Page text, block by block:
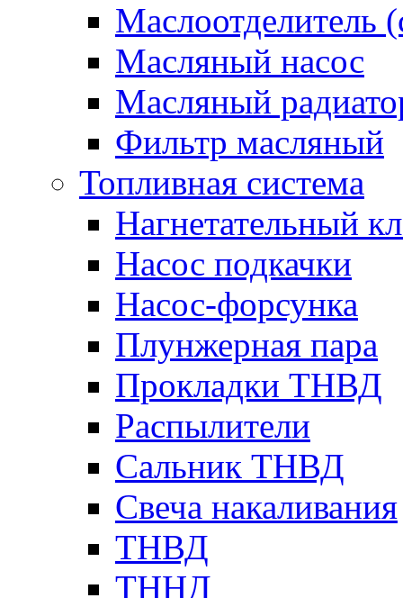
Маслоотделитель
Масляный насос
Масляный
Фильтр масляный
Топливная система
Нагнетательный
Насос подкачки
Насос-форсунка
Плунжерная пара
Прокладки ТНВД
Распылители
Сальник ТНВД
Свеча накаливания
ТНВД
ТННД